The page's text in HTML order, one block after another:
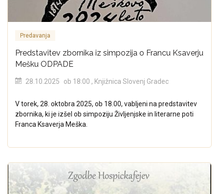
Predavanja
Predstavitev zbornika iz simpozija o Francu Ksaverju
Mešku ODPADE
28.10.2025 ob 18:00 , Knjižnica Slovenj Gradec
V torek, 28. oktobra 2025, ob 18.00, vabljeni na predstavitev
zbornika, ki je izšel ob simpoziju Življenjske in literarne poti
Franca Ksaverja Meška.